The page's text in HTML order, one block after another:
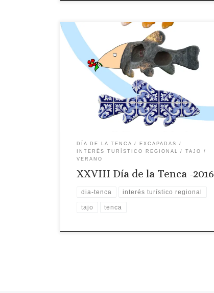
Fecha: 27 de agosto Lugar: Piedras Albas Ruta
recomendada: Ruta de la Torta del Casar
DÍA DE LA TENCA
EXCAPADAS
INTERÉS TURÍSTICO REGIONAL
TAJO
VERANO
XXVIII Día de la Tenca -2016
dia-tenca interés turístico regional
tajo tenca